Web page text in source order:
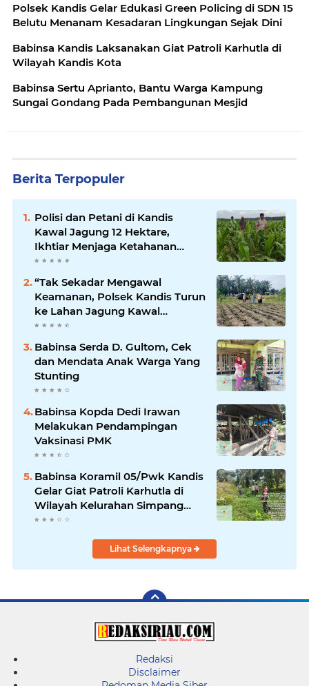
Polsek Kandis Gelar Edukasi Green Policing di SDN 15
Belutu Menanam Kesadaran Lingkungan Sejak Dini
Babinsa Kandis Laksanakan Giat Patroli Karhutla di
Wilayah Kandis Kota
Babinsa Sertu Aprianto, Bantu Warga Kampung
Sungai Gondang Pada Pembangunan Mesjid
Berita Terpopuler
Polisi dan Petani di Kandis
Kawal Jagung 12 Hektare,
Ikhtiar Menjaga Ketahanan
Pangan
“Tak Sekadar Mengawal
Keamanan, Polsek Kandis Turun
ke Lahan Jagung Kawal
Ketahanan Pangan
Babinsa Serda D. Gultom, Cek
dan Mendata Anak Warga Yang
Stunting
Babinsa Kopda Dedi Irawan
Melakukan Pendampingan
Vaksinasi PMK
Babinsa Koramil 05/Pwk Kandis
Gelar Giat Patroli Karhutla di
Wilayah Kelurahan Simpang
Belutu
Lihat Selengkapnya
Redaksi
Disclaimer